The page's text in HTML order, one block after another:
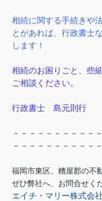
相続に関する手続きや
とがあれば、行政書士
します！
相続のお困りごと、些
ご相談ください。
行政書士 島元則行
－－－－－－－－－－
－－－－－－－－－－
福岡市東区、糟屋郡の不
ぜひ弊社へ、お問合せく
エイチ・マリー株式会社